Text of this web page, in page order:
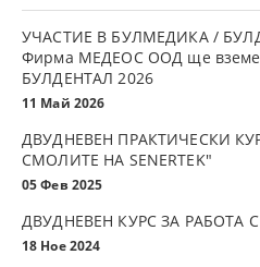
УЧАСТИЕ В БУЛМЕДИКА /
Фирма МЕДЕОС ООД ще
БУЛДЕНТАЛ 2026
11 Май 2026
ДВУДНЕВЕН ПРАКТИЧЕСКИ
СМОЛИТЕ НА SENERTEK"
05 Фев 2025
ДВУДНЕВЕН КУРС ЗА РАБОТА С
18 Ное 2024